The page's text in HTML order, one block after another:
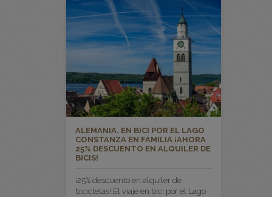
ALEMANIA. EN BICI POR EL LAGO
CONSTANZA EN FAMILIA ¡AHORA
25% DESCUENTO EN ALQUILER DE
BICIS!
¡25% descuento en alquiler de
bicicletas! El viaje en bici por el Lago